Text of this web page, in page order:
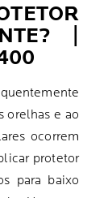
|
orelhas e ao
ocorrem
protetor
para baixo